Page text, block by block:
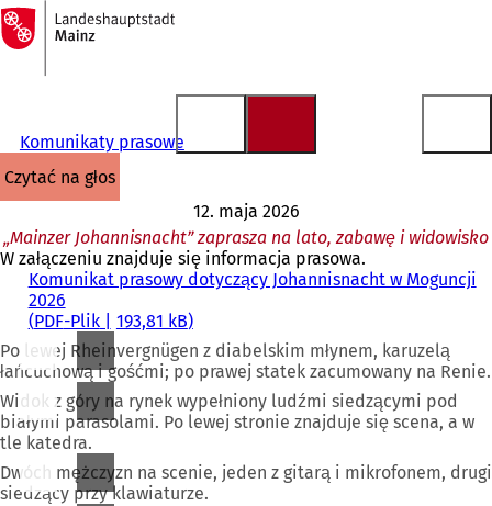
Przejdź do treści
Do
strony
głównej
Komunikaty prasowe
czytać na głos
12. maja 2026
„Mainzer Johannisnacht” zaprasza na lato, zabawę i widowisko
W załączeniu znajduje się informacja prasowa.
Komunikat prasowy dotyczący Johannisnacht w Moguncji
2026
PDF-Plik
193,81 kB
Po lewej Rheinvergnügen z diabelskim młynem, karuzelą
łańcuchową i gośćmi; po prawej statek zacumowany na Renie.
Widok z góry na rynek wypełniony ludźmi siedzącymi pod
białymi parasolami. Po lewej stronie znajduje się scena, a w
tle katedra.
Dwóch mężczyzn na scenie, jeden z gitarą i mikrofonem, drugi
siedzący przy klawiaturze.